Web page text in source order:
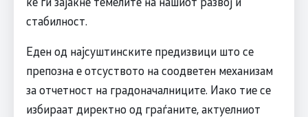
стабилност.
Еден од најсуштинските предизвици што се
препозна е отсуството на соодветен механизам
за отчетност на градоначалниците. Иако тие се
избираат директно од граѓаните, актуелниот